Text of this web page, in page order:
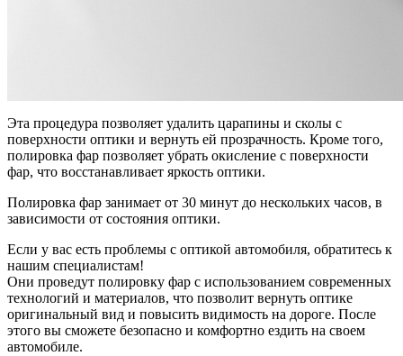
Эта процедура позволяет удалить царапины и сколы с
поверхности оптики и вернуть ей прозрачность. Кроме того,
полировка фар позволяет убрать окисление с поверхности
фар, что восстанавливает яркость оптики.
Полировка фар занимает от 30 минут до нескольких часов, в
зависимости от состояния оптики.
Если у вас есть проблемы с оптикой автомобиля, обратитесь к
нашим специалистам!
Они проведут полировку фар с использованием современных
технологий и материалов, что позволит вернуть оптике
оригинальный вид и повысить видимость на дороге. После
этого вы сможете безопасно и комфортно ездить на своем
автомобиле.